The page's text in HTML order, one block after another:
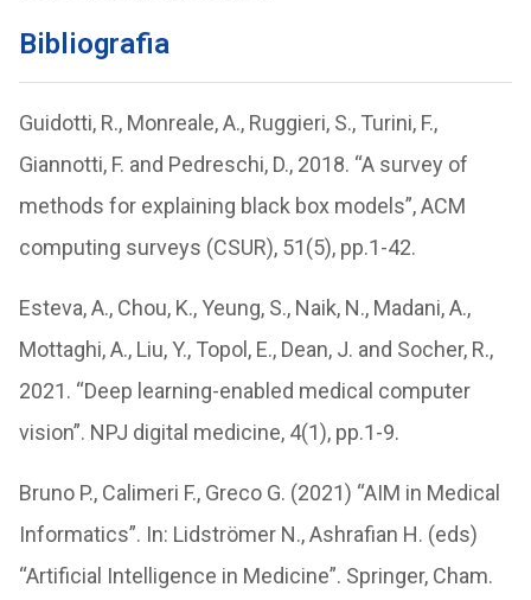
Bibliografia
Guidotti, R., Monreale, A., Ruggieri, S., Turini, F.,
Giannotti, F. and Pedreschi, D., 2018. “A survey of
methods for explaining black box models”, ACM
computing surveys (CSUR), 51(5), pp.1-42.
Esteva, A., Chou, K., Yeung, S., Naik, N., Madani, A.,
Mottaghi, A., Liu, Y., Topol, E., Dean, J. and Socher, R.,
2021. “Deep learning-enabled medical computer
vision”. NPJ digital medicine, 4(1), pp.1-9.
Bruno P., Calimeri F., Greco G. (2021) “AIM in Medical
Informatics”. In: Lidströmer N., Ashrafian H. (eds)
“Artificial Intelligence in Medicine”. Springer, Cham.